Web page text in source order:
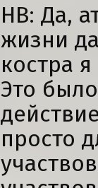
НВ: Да,
жизни
костра
Это
просто